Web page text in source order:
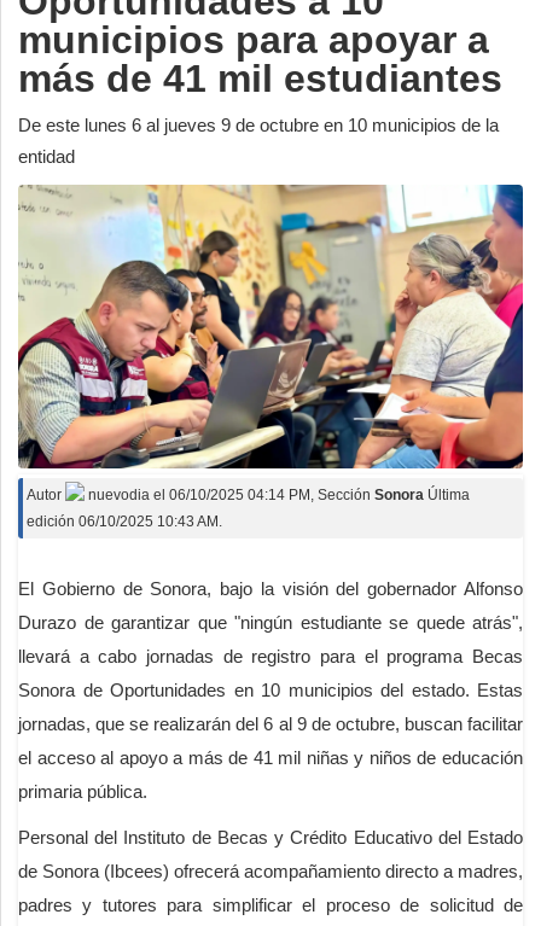
municipios para apoyar a
más de 41 mil estudiantes
De este lunes 6 al jueves 9 de octubre en 10 municipios de la
entidad
Autor nuevodia el 06/10/2025 04:14 PM , Sección Sonora Última
edición 06/10/2025 10:43 AM.
El Gobierno de Sonora, bajo la visión del gobernador Alfonso
Durazo de garantizar que "ningún estudiante se quede atrás",
llevará a cabo jornadas de registro para el programa Becas
Sonora de Oportunidades en 10 municipios del estado. Estas
jornadas, que se realizarán del 6 al 9 de octubre, buscan facilitar
el acceso al apoyo a más de 41 mil niñas y niños de educación
primaria pública.
Personal del Instituto de Becas y Crédito Educativo del Estado
de Sonora (Ibcees) ofrecerá acompañamiento directo a madres,
padres y tutores para simplificar el proceso de solicitud de